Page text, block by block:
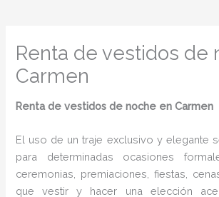
Renta de vestidos de
Carmen
Renta de vestidos de noche en Carmen
El uso de un traje exclusivo y elegante
para determinadas ocasiones
ceremonias, premiaciones, fiestas,
que vestir y hacer una elección